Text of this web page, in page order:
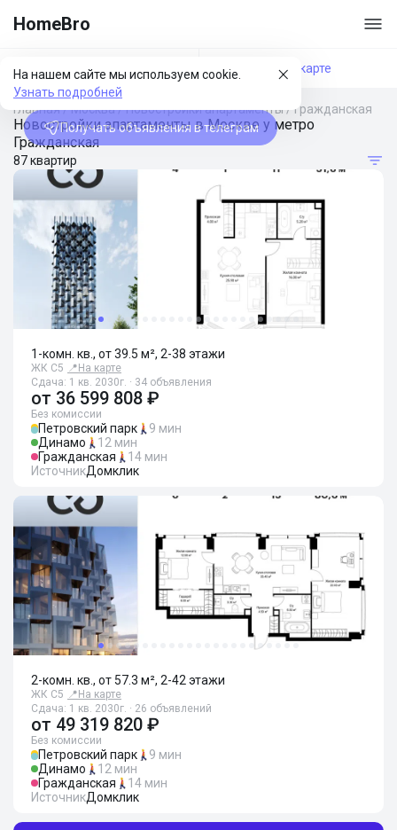
HomeBro
На нашем сайте мы используем cookie.
Узнать подробней
Получать объявления в телеграм
Фильтры На карте
Главная/Москва/Новостройки апартаменты/ Гражданская
Новостройки апартаменты в Москве у метро
Гражданская
87 квартир
1-комн. кв., от 39.5 м², 2-38 этажи
ЖК С5 📍 На карте
Сдача: 1 кв. 2030г. · 34 объявления
от 36 599 808 ₽
Без комиссии
Петровский парк
9 мин
Динамо
12 мин
Гражданская
14 мин
ИсточникДомклик
2-комн. кв., от 57.3 м², 2-42 этажи
ЖК С5 📍 На карте
Сдача: 1 кв. 2030г. · 26 объявлений
от 49 319 820 ₽
Без комиссии
Петровский парк
9 мин
Динамо
12 мин
Гражданская
14 мин
ИсточникДомклик